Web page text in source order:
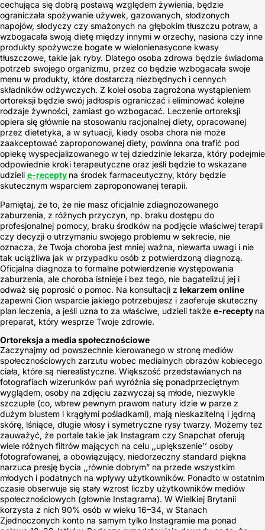
cechująca się dobrą postawą względem żywienia, będzie
ograniczała spożywanie używek, gazowanych, słodzonych
napojów, słodyczy czy smażonych na głębokim tłuszczu potraw, a
wzbogacała swoją dietę między innymi w orzechy, nasiona czy inne
produkty spożywcze bogate w wielonienasycone kwasy
tłuszczowe, takie jak ryby. Dlatego osoba zdrowa będzie świadoma
potrzeb swojego organizmu, przez co będzie wzbogacała swoje
menu w produkty, które dostarczą niezbędnych i cennych
składników odżywczych. Z kolei osoba zagrożona wystąpieniem
ortoreksji będzie swój jadłospis ograniczać i eliminować kolejne
rodzaje żywności, zamiast go wzbogacać. Leczenie ortoreksji
opiera się głównie na stosowaniu racjonalnej diety, opracowanej
przez dietetyka, a w sytuacji, kiedy osoba chora nie może
zaakceptować zaproponowanej diety, powinna ona trafić pod
opiekę wyspecjalizowanego w tej dziedzinie lekarza, który podejmie
odpowiednie kroki terapeutyczne oraz jeśli będzie to wskazane
udzieli e-recepty na środek farmaceutyczny, który będzie
skutecznym wsparciem zaproponowanej terapii.
Pamiętaj, że to, że nie masz oficjalnie zdiagnozowanego
zaburzenia, z różnych przyczyn, np. braku dostępu do
profesjonalnej pomocy, braku środków na podjęcie właściwej terapii
czy decyzji o utrzymaniu swojego problemu w sekrecie, nie
oznacza, że Twoja choroba jest mniej ważna, niewarta uwagi i nie
tak uciążliwa jak w przypadku osób z potwierdzoną diagnozą.
Oficjalna diagnoza to formalne potwierdzenie występowania
zaburzenia, ale choroba istnieje i bez tego, nie bagatelizuj jej i
odważ się poprosić o pomoc. Na konsultacji z lekarzem online
zapewni Cion wsparcie jakiego potrzebujesz i zaoferuje skuteczny
plan leczenia, a jeśli uzna to za właściwe, udzieli także e-recepty na
preparat, który wesprze Twoje zdrowie.
Ortoreksja a media społecznościowe
Zaczynajmy od powszechnie kierowanego w stronę mediów
społecznościowych zarzutu wobec medialnych obrazów kobiecego
ciała, które są nierealistyczne. Większość przedstawianych na
fotografiach wizerunków pań wyróżnia się ponadprzeciętnym
wyglądem, osoby na zdjęciu zazwyczaj są młode, niezwykle
szczupłe (co, wbrew pewnym prawom natury idzie w parze z
dużym biustem i krągłymi pośladkami), mają nieskazitelną i jędrną
skórę, lśniące, długie włosy i symetryczne rysy twarzy. Możemy też
zauważyć, że portale takie jak Instagram czy Snapchat oferują
wiele różnych filtrów mających na celu ,,upiększenie’’ osoby
fotografowanej, a obowiązujący, niedorzeczny standard piękna
narzuca presję bycia ,,równie dobrym” na przede wszystkim
młodych i podatnych na wpływy użytkowników. Ponadto w ostatnim
czasie obserwuje się stały wzrost liczby użytkowników mediów
społecznościowych (głownie Instagrama). W Wielkiej Brytanii
korzysta z nich 90% osób w wieku 16–34, w Stanach
Zjednoczonych konto na samym tylko Instagramie ma ponad